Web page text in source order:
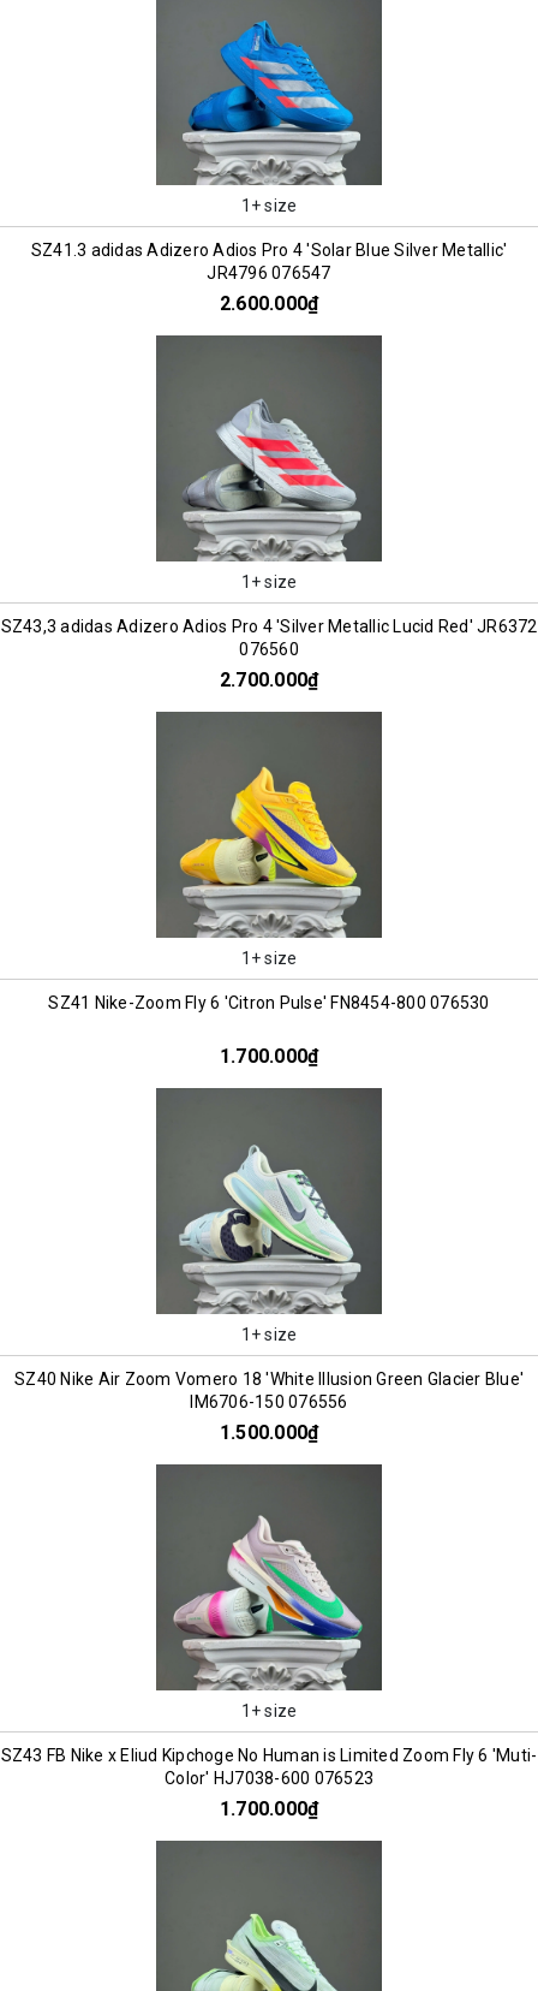
1+ size
SZ41.3 adidas Adizero Adios Pro 4 'Solar Blue Silver Metallic'
JR4796 076547
2.600.000₫
1+ size
SZ43,3 adidas Adizero Adios Pro 4 'Silver Metallic Lucid Red' JR6372
076560
2.700.000₫
1+ size
SZ41 Nike-Zoom Fly 6 'Citron Pulse' FN8454-800 076530
1.700.000₫
1+ size
SZ40 Nike Air Zoom Vomero 18 'White Illusion Green Glacier Blue'
IM6706-150 076556
1.500.000₫
1+ size
SZ43 FB Nike x Eliud Kipchoge No Human is Limited Zoom Fly 6 'Muti-
Color' HJ7038-600 076523
1.700.000₫